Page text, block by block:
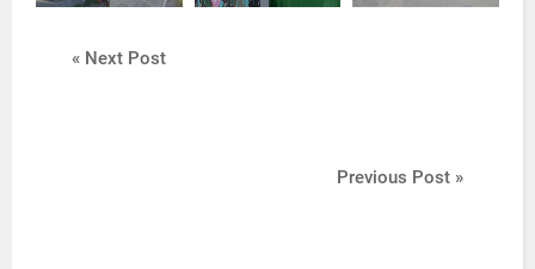
« Next Post
Previous Post »